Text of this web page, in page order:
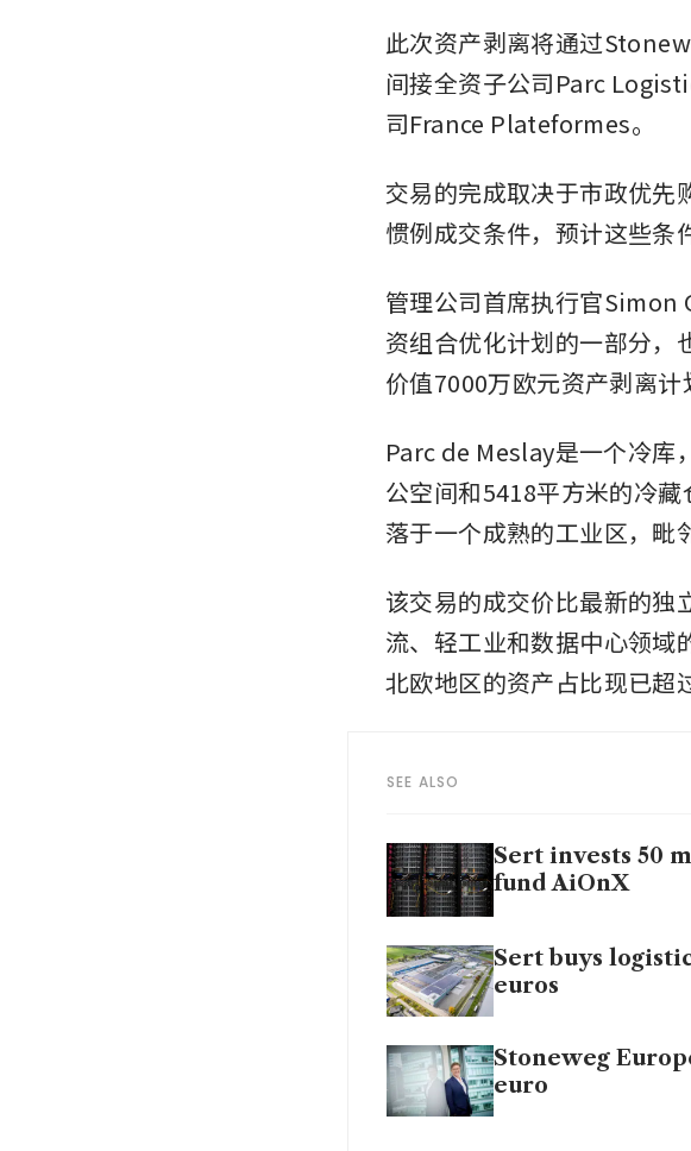
此次资产剥离将通过
间接全资子公司Parc
司France Plateformes。
交易的完成取决于市政优先
惯例成交条件，预计这些条
管理公司首席执行官Simon
资组合优化计划的一部分，
价值7000万欧元资产剥离计
Parc de Meslay是一个冷库
公空间和5418平方米的冷
落于一个成熟的工业区，毗
该交易的成交价比最新的
流、轻工业和数据中心领域
北欧地区的资产占比现已超
SEE ALSO
Sert invests 50
fund AiOnX
Sert buys
euros
Stoneweg
euro